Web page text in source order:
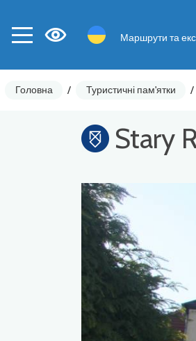
Маршрути та
Головна / Туристичні пам'ятки /
Stary